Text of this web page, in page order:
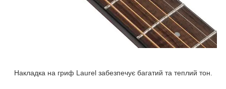
Накладка на гриф Laurel забезпечує багатий та теплий тон.